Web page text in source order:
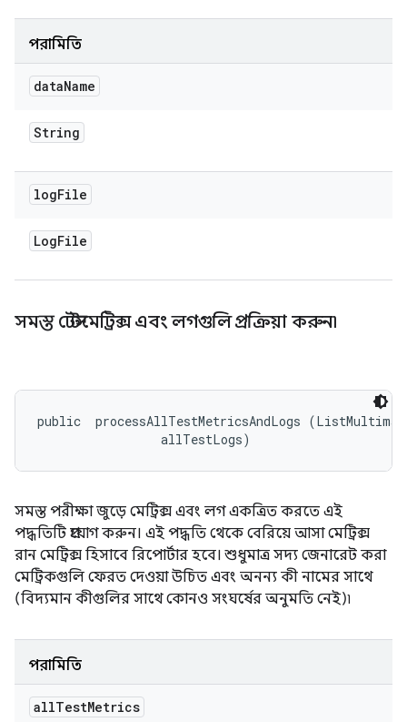
পরামিতি
dataName
String
logFile
LogFile
সমস্ত টেস্টমেট্রিক্স এবং লগগুলি প্রক্রিয়া করুন৷
public
processAllTestMetricsAndLogs
allTestLogs)
সমস্ত পরীক্ষা জুড়ে মেট্রিক্স এবং লগ একত্রিত করতে এই
পদ্ধতিটি প্রয়োগ করুন। এই পদ্ধতি থেকে বেরিয়ে আসা মেট্রিক্স
রান মেট্রিক্স হিসাবে রিপোর্টার হবে। শুধুমাত্র সদ্য জেনারেট করা
মেট্রিকগুলি ফেরত দেওয়া উচিত এবং অনন্য কী নামের সাথে
(বিদ্যমান কীগুলির সাথে কোনও সংঘর্ষের অনুমতি নেই)৷
পরামিতি
allTestMetrics